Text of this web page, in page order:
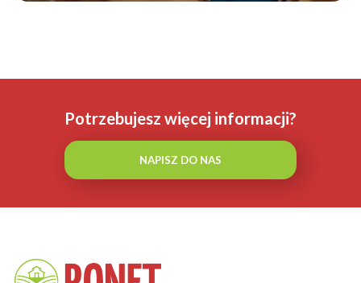
Potrzebujesz więcej informacji?
NAPISZ DO NAS